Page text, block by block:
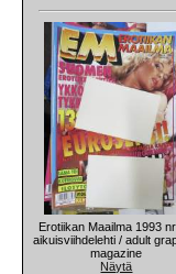
Erotiikan Maailma 1993
aikuisviihdelehti / adult
magazine
Näytä